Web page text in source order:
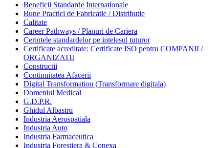
Beneficii Standarde Internationale
Bune Practici de Fabricatie / Distributie
Calitate
Career Pathways / Planuri de Cariera
Cerintele standardelor pe intelesul tuturor
Certificate acreditate: Certificate ISO pentru COMPANII /
ORGANIZATII
Constructii
Continuitatea Afacerii
Digital Transformation (Transformare digitala)
Domeniul Medical
G.D.P.R.
Ghidul Albastru
Industria Aerospatiala
Industria Auto
Industria Farmaceutica
Industria Forestiera & Conexa